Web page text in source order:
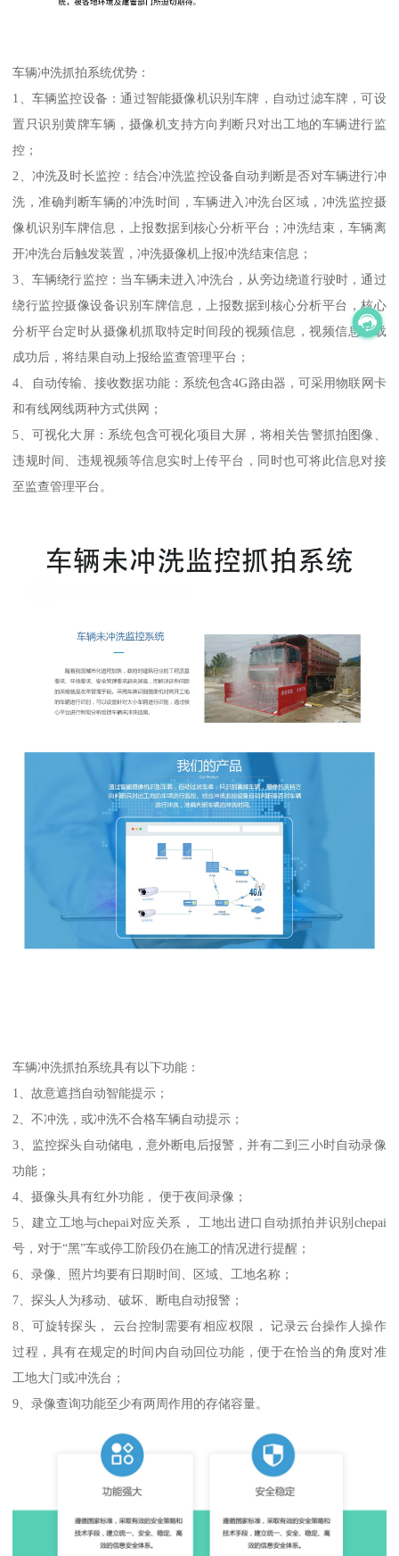
车辆冲洗抓拍系统优势：
1、车辆监控设备：通过智能摄像机识别车牌，自动过滤车牌，可设
置只识别黄牌车辆，摄像机支持方向判断只对出工地的车辆进行监
控；
2、冲洗及时长监控：结合冲洗监控设备自动判断是否对车辆进行冲
洗，准确判断车辆的冲洗时间，车辆进入冲洗台区域，冲洗监控摄
像机识别车牌信息，上报数据到核心分析平台；冲洗结束，车辆离
开冲洗台后触发装置，冲洗摄像机上报冲洗结束信息；
3、车辆绕行监控：当车辆未进入冲洗台，从旁边绕道行驶时，通过
绕行监控摄像设备识别车牌信息，上报数据到核心分析平台，核心
分析平台定时从摄像机抓取特定时间段的视频信息，视频信息下载
成功后，将结果自动上报给监查管理平台；
4、自动传输、接收数据功能：系统包含4G路由器，可采用物联网卡
和有线网线两种方式供网；
5、可视化大屏：系统包含可视化项目大屏，将相关告警抓拍图像、
违规时间、违规视频等信息实时上传平台，同时也可将此信息对接
至监查管理平台。
车辆冲洗抓拍系统具有以下功能：
1、故意遮挡自动智能提示；
2、不冲洗，或冲洗不合格车辆自动提示；
3、监控探头自动储电，意外断电后报警，并有二到三小时自动录像
功能；
4、摄像头具有红外功能， 便于夜间录像；
5、建立工地与chepai对应关系， 工地出进口自动抓拍并识别chepai
号，对于“黑”车或停工阶段仍在施工的情况进行提醒；
6、录像、照片均要有日期时间、区域、工地名称；
7、探头人为移动、破坏、断电自动报警；
8、可旋转探头， 云台控制需要有相应权限， 记录云台操作人操作
过程，具有在规定的时间内自动回位功能，便于在恰当的角度对准
工地大门或冲洗台；
9、录像查询功能至少有两周作用的存储容量。